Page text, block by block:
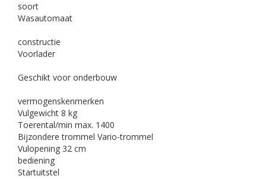
soort
Wasautomaat
constructie
Voorlader
Geschikt voor onderbouw
vermogenskenmerken
Vulgewicht 8 kg
Toerental/min max. 1400
Bijzondere trommel Vario-trommel
Vulopening 32 cm
bediening
Startuitstel